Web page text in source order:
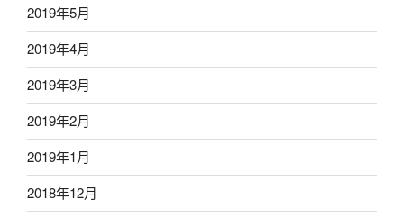
2019年5月
2019年4月
2019年3月
2019年2月
2019年1月
2018年12月